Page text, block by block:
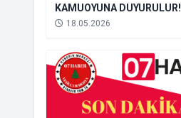
KAMUOYUNA DUYURULUR!
18.05.2026